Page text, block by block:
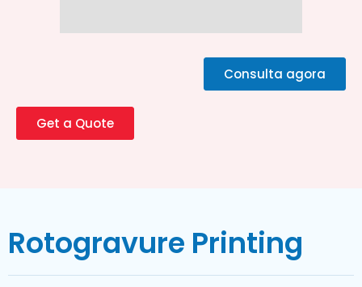
Consulta agora
Get a Quote
Rotogravure Printing